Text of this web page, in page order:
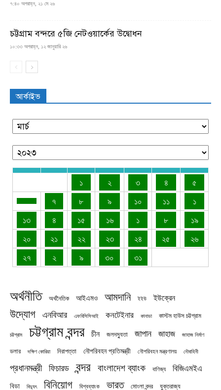
৭:৪০ অপরাহ্ন, ২১ মে ২৬
চট্টগ্রাম বন্দরে ৫জি নেটওয়ার্কের উদ্বোধন
১০:৩৩ অপরাহ্ন, ১২ জানুয়ারি ২৬
আর্কাইভ
১ ২ ৩ ৪
৫
৭
৮ ৯ ১০ ১১
১
১৩
৪ ১৫ ১৬ ১ ৮
১৯
২০
২১ ২২ ২৩ ২৪ ২৫
২৬
২৭
২ ৯ ৩০ ৩১
অর্থনীতি অর্থনৈতিক আইএমও আমদানি ইইউ ইউক্রেন
উদ্যোগ এনবিআর এফবিসিসিআই কনটেইনার কানাডা কাস্টম হাউস চট্টগ্রাম
চট্টগ্রাম চট্টগ্রাম বন্দর চীন জলদস্যুতা জাপান জাহাজ জাহাজ নির্মাণ
ডলার দক্ষিণ কোরিয়া নিরাপত্তা নৌপরিবহন প্রতিমন্ত্রী নৌপরিবহন মন্ত্রণালয় নৌবাহিনী
প্রধানমন্ত্রী ফিচারড বন্দর বাংলাদেশ ব্যাংক বাণিজ্য বিজিএমইএ
বিডা বিদ্যুৎ বিনিয়োগ বিশ্বব্যাংক ভারত মোংলা বন্দর যুক্তরাজ্য